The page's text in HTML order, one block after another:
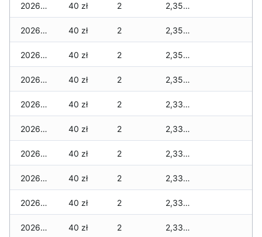
2026-04-05 40 zł 2 2,355 zł
2026-04-04 40 zł 2 2,355 zł
2026-04-03 40 zł 2 2,355 zł
2026-04-02 40 zł 2 2,355 zł
2026-04-01 40 zł 2 2,335 zł
2026-03-31 40 zł 2 2,335 zł
2026-03-30 40 zł 2 2,335 zł
2026-03-29 40 zł 2 2,335 zł
2026-03-28 40 zł 2 2,335 zł
2026-03-27 40 zł 2 2,335 zł